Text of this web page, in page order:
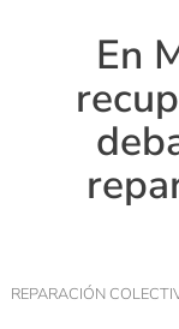
En
REPARACIÓN